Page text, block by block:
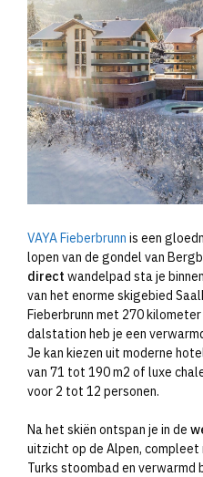
VAYA Fieberbrunn is een
lopen van de gondel van
direct wandelpad sta je
van het enorme skigebied
Fieberbrunn met 270
dalstation heb je een
Je kan kiezen uit moderne
van 71 tot 190 m2 of luxe
voor 2 tot 12 personen.
Na het skiën ontspan je in de
uitzicht op de Alpen, compleet
Turks stoombad en verwarmd